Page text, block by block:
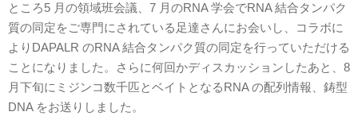
ところ5 月の領域班会議、7 月のRNA 学会でRNA 結合タンパク
質の同定をご専門にされている足達さんにお会いし、コラボに
よりDAPALR のRNA 結合タンパク質の同定を行っていただける
ことになりました。さらに何回かディスカッションしたあと、8
月下旬にミジンコ数千匹とベイトとなるRNA の配列情報、鋳型
DNA をお送りしました。